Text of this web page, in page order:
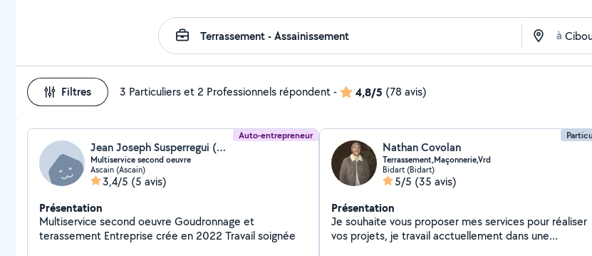
à
Filtres 3 Particuliers et 2 Professionnels répondent- 4,8/5 (78 avis)
Auto-entrepreneur
Jean Joseph Susperregui (Ua2jservices)
Multiservice second oeuvre
Ascain (Ascain)
3,4/5 (5 avis)
Présentation
Multiservice second oeuvre Goudronnage et
terassement Entreprise crée en 2022 Travail soignée
Nathan Covolan
Terrassement,Maçonnerie,Vrd
Bidart (Bidart)
5/5 (35 avis)
Présentation
Je souhaite vous proposer mes services pour réaliser
vos projets, je travail acctuellement dans une